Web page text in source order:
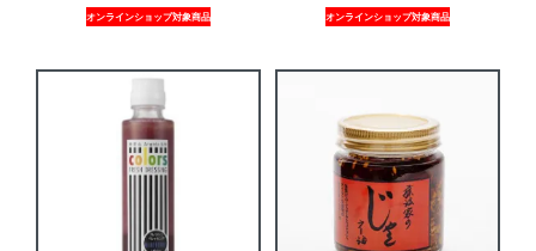
オンラインショップ対象商品 オンラインショップ対象商品